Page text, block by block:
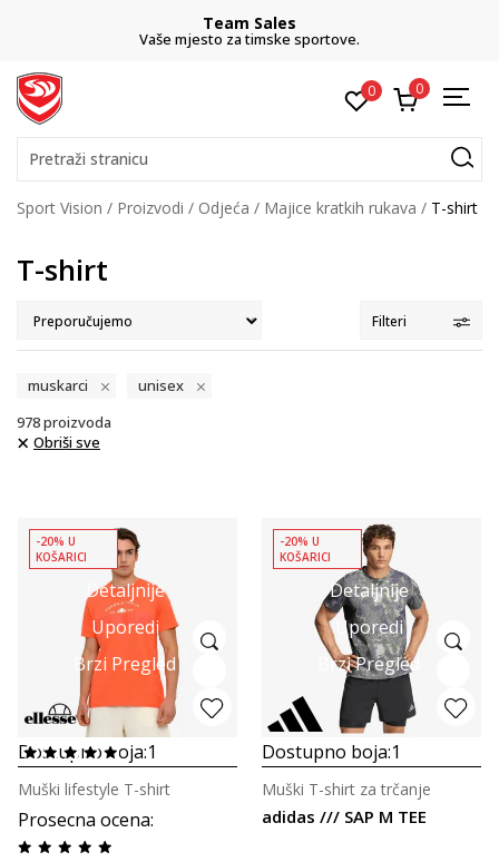
Team Sales
Vaše mjesto za timske sportove.
0 0
Pretraži stranicu
Sport Vision Proizvodi Odjeća Majice kratkih rukava T-shirt
T-shirt
Filteri
muskarci
unisex
978proizvoda
Obriši sve
Detaljnije
Uporedi
Brzi Pregled
-20% U
KOŠARICI
Dostupno boja:1
Prosecna ocena:
Muški lifestyle T-shirt
Detaljnije
Uporedi
Brzi Pregled
-20% U
KOŠARICI
Dostupno boja:1
adidas /// SAP M TEE
Muški T-shirt za trčanje